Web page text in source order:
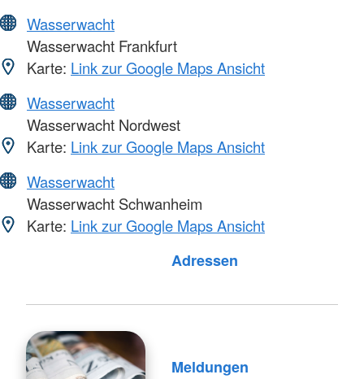
Wasserwacht
Wasserwacht Frankfurt
Karte: Link zur Google Maps Ansicht
Wasserwacht
Wasserwacht Nordwest
Karte: Link zur Google Maps Ansicht
Wasserwacht
Wasserwacht Schwanheim
Karte: Link zur Google Maps Ansicht
Adressen
Meldungen